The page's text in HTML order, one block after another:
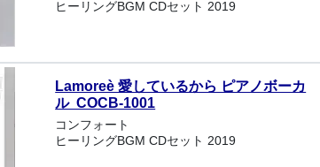
ヒーリングBGM CDセット 2019
Lamoreè 愛しているから ピアノボーカ
ル COCB-1001
コンフォート
ヒーリングBGM CDセット 2019